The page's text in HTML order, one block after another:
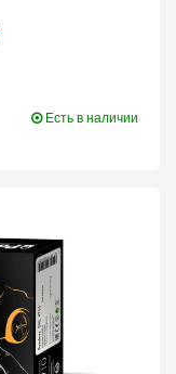
Есть в наличии